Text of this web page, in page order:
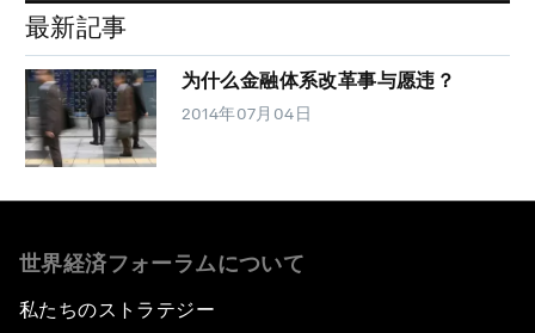
最新記事
为什么金融体系改革事与愿违？
2014年07月04日
世界経済フォーラムについて
私たちのストラテジー